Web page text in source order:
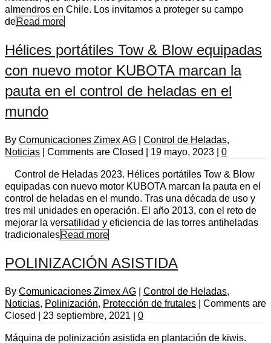
almendros en Chile. Los invitamos a proteger su campo
deRead more
Hélices portátiles Tow & Blow equipadas
con nuevo motor KUBOTA marcan la
pauta en el control de heladas en el
mundo
By Comunicaciones Zimex AG Control de Heladas,
Noticias
Comments are Closed 19 mayo, 2023 0
Control de Heladas 2023. Hélices portátiles Tow & Blow
equipadas con nuevo motor KUBOTA marcan la pauta en el
control de heladas en el mundo. Tras una década de uso y
tres mil unidades en operación. El año 2013, con el reto de
mejorar la versatilidad y eficiencia de las torres antiheladas
tradicionalesRead more
POLINIZACIÓN ASISTIDA
By Comunicaciones Zimex AG Control de Heladas,
Noticias, Polinización, Protección de frutales
Comments are
Closed
23 septiembre, 2021 0
Máquina de polinización asistida en plantación de kiwis.